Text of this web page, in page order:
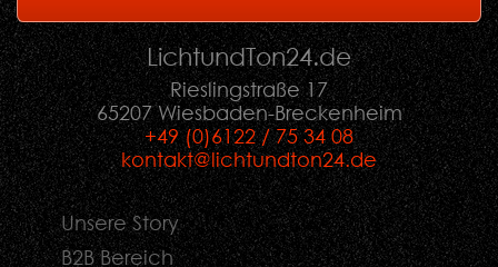
LichtundTon24.de
Rieslingstraße 17
65207 Wiesbaden-Breckenheim
+49 (0)6122 / 75 34 08
kontakt@lichtundton24.de
Unsere Story
B2B Bereich